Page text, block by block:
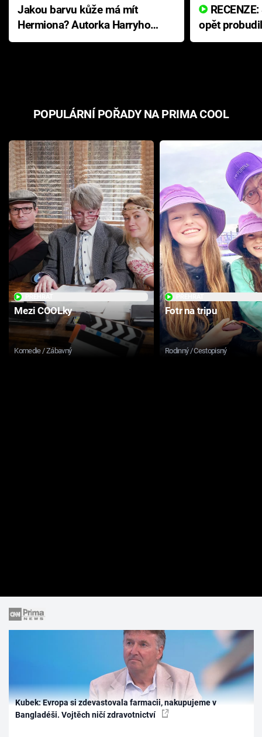
Jakou barvu kůže má mít
Hermiona? Autorka Harryho
Pottera přišla s ráznou
opět
přichází s
POPULÁRNÍ POŘADY NA PRIMA COOL
Mezi COOLky
Komedie / Zábavný
Fotr na tripu
Rodinný / Cestopisný
Kubek: Evropa si zdevastovala farmacii, nakupujeme v
Bangladéši. Vojtěch ničí zdravotnictví